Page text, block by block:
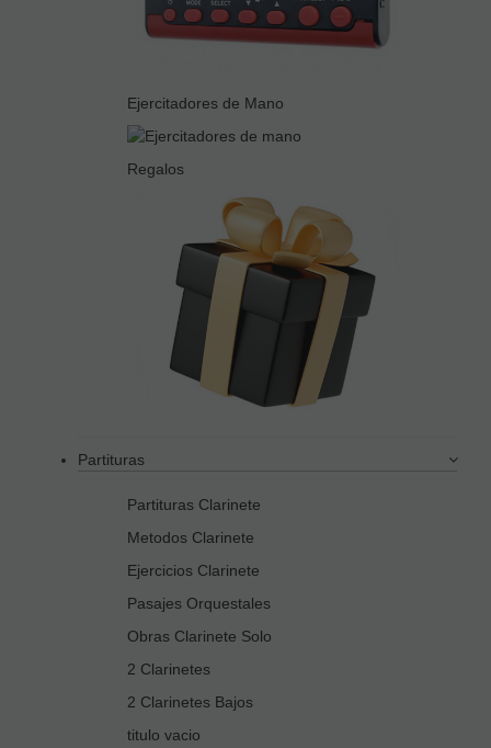
Ejercitadores de Mano
Regalos
Partituras
Partituras Clarinete
Metodos Clarinete
Ejercicios Clarinete
Pasajes Orquestales
Obras Clarinete Solo
2 Clarinetes
2 Clarinetes Bajos
titulo vacio